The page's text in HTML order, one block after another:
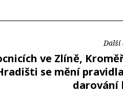
Další
ve Zlíně,
se mění
darování